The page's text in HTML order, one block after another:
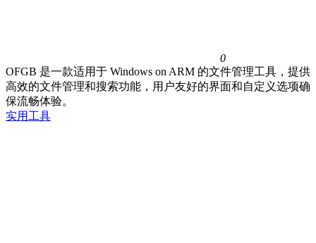
0
OFGB 是一款适用于 Windows on ARM 的文件管理工具，提供
高效的文件管理和搜索功能，用户友好的界面和自定义选项确
保流畅体验。
实用工具